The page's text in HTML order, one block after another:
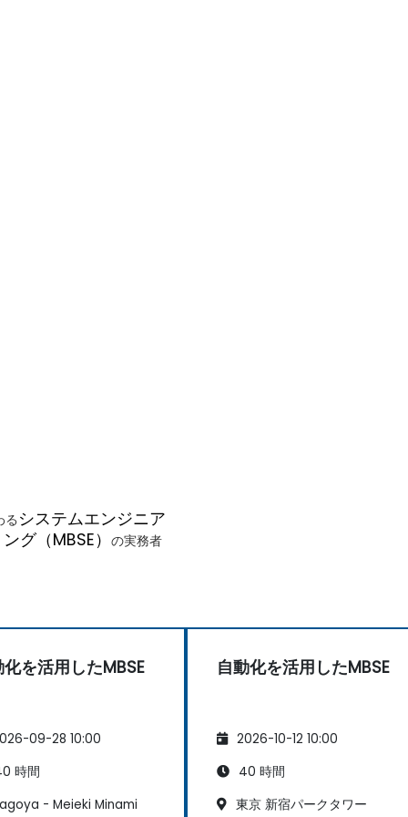
る システムエンジニア
グ（MBSE） の実務者
化を活用したMBSE
09-28 10:00
時間
- Meieki Minami
自動化を活用したMBSE
2026-10-12 10:00
40 時間
東京 新宿パークタワー